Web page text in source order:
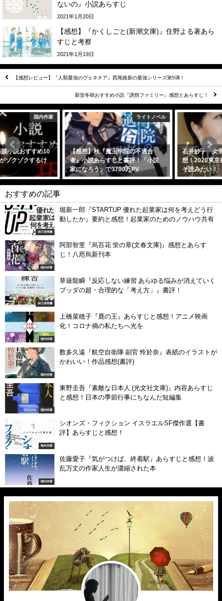
ないの』小説あらすじ
2021年1月20日
【感想】『かくしごと(新潮文庫)』住野よる著あら
すじと考察
2021年1月19日
【感想レビュー】『人類最強のヴェネチア』西尾維新の最強シリーズ第5弾！
新堂冬樹おすすめ小説『誘拐ファミリー』感想とあらすじ！
ライトノベル
【感想】秋『魔王学院の不適合
者』小説あらすじと書評！「小説
家になろう」で3700万PV
国内作家
石井妙子『女帝 小池百合子』感
想！2020東京都知事選目前の今こ
そ読みたい！
おすすめの記事
自己啓発書
堀新一郎『STARTUP 優れた起業家は何を考えどう行
動したか』要約と感想！起業家のためのノウハウ共有
国内作家
阿部智里『烏百花 蛍の章(文春文庫)』感想とあらす
じ！八咫烏新刊本
自己啓発書
草薙龍瞬『反応しない練習 あらゆる悩みが消えていく
ブッダの超・合理的な「考え方」』書評！
国内作家
上橋菜穂子『鹿の王』あらすじと感想！アニメ映画
化！コロナ禍の私たちへ光を
国内作家
数多久遠『航空自衛隊 副官 怜於奈』表紙のイラストが
かわいい！作品感想(書評)
国内作家
東野圭吾『素敵な日本人 (光文社文庫)』内容あらすじ
と感想！日本の季節行事にちなんだ短編集
海外作家
シオンズ・フィクション イスラエルSF傑作選【書
評】あらすじと感想！
国内作家
佐藤愛子『気がつけば、終着駅』あらすじと感想！波
乱万丈の作家人生が濃縮された本